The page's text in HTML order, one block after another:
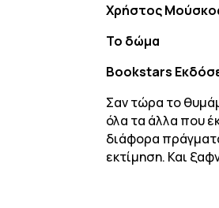
Χρήστος
Το δώμα
Bookstars
Σαν τώρα το
όλα τα άλλα που
διάφορα
εκτίμηση. Και